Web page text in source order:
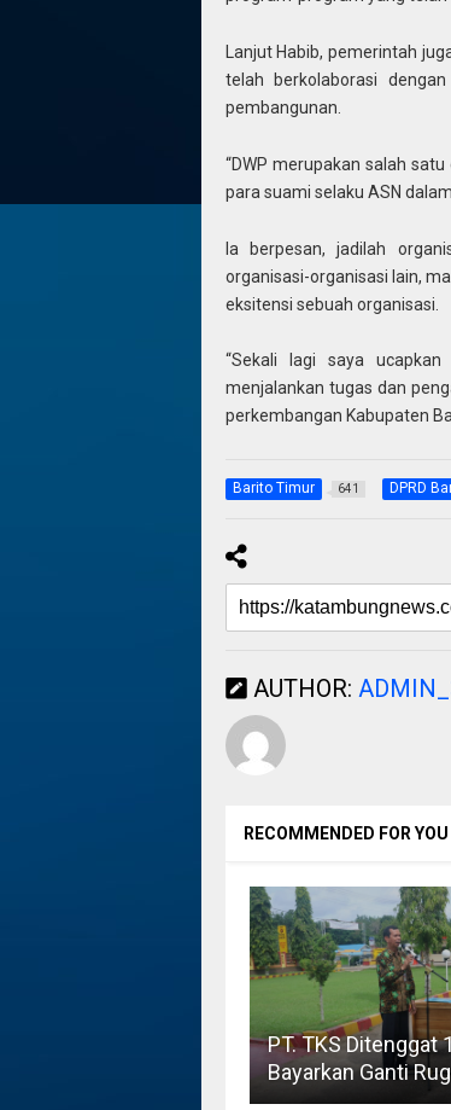
Lanjut Habib, pemerintah
telah berkolaborasi
pembangunan.
“DWP merupakan salah
para suami selaku ASN
Ia berpesan, jadilah
organisasi-organisasi lain,
eksitensi sebuah organisasi.
“Sekali lagi saya
menjalankan tugas dan
perkembangan Kabupaten
Barito Timur 641 DPRD
AUTHOR:
RECOMMENDED FOR YOU
PT. TKS Ditenggat
Bayarkan Ganti